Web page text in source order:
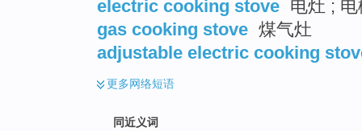
electric cooking stove 电灶 ;
gas cooking stove 煤气灶
adjustable electric cooking
更多网络短语
同近义词